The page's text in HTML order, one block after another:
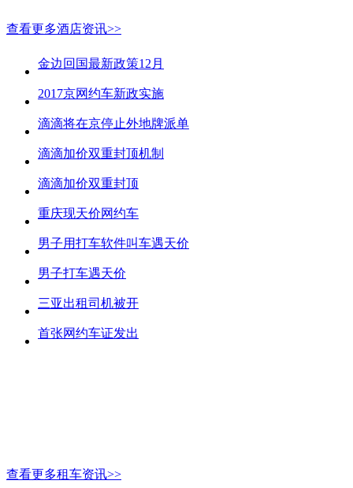
查看更多酒店资讯>>
金边回国最新政策12月
2017京网约车新政实施
滴滴将在京停止外地牌派单
滴滴加价双重封顶机制
滴滴加价双重封顶
重庆现天价网约车
男子用打车软件叫车遇天价
男子打车遇天价
三亚出租司机被开
首张网约车证发出
查看更多租车资讯>>